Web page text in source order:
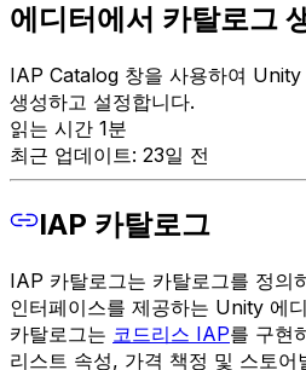
에디터에서 카탈로그
IAP Catalog 창을 사용하여
생성하고 설정합니다.
읽는 시간 1분
최근 업데이트: 23일 전
IAP 카탈로그
IAP 카탈로그는 카탈로그를 정의
인터페이스를 제공하는 Unity 에
카탈로그는 코드리스 IAP를 구현
리스트 속성, 가격 책정 및 스토